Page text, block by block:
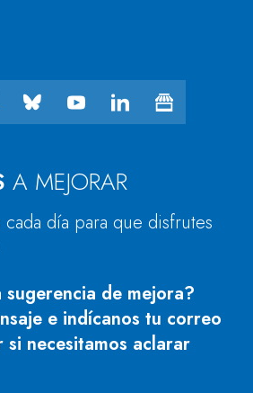
A MEJORAR
día para que disfrutes
sugerencia de mejora?
e indícanos tu correo
necesitamos aclarar